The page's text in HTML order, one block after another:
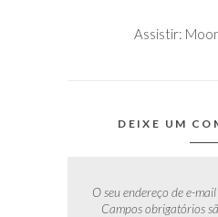
Assistir:
DEIXE UM
O seu endereço de e-
Campos obrigatórios